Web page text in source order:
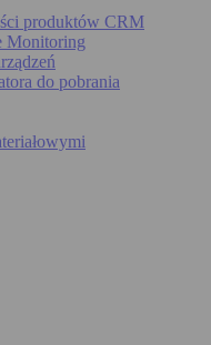
produktów CRM
Monitoring
do pobrania